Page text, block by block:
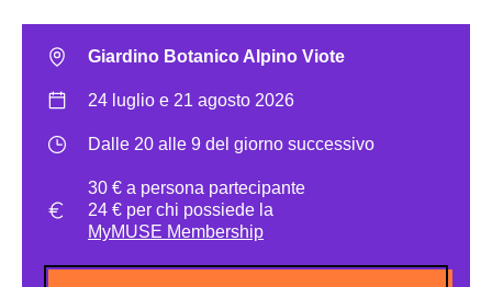
Giardino Botanico Alpino Viote
24 luglio e 21 agosto 2026
Dalle 20 alle 9 del giorno successivo
30 € a persona partecipante
24 € per chi possiede la
MyMUSE Membership